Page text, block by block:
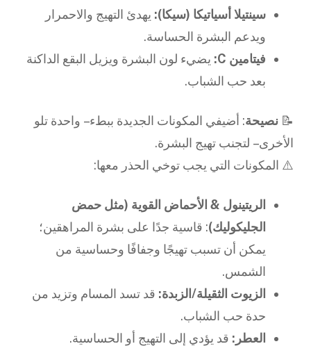
سينتيلا أسياتيكا (سيكا): يهدئ التهيج والاحمرار
ويدعم البشرة الحساسة.
فيتامين C:
يضيء لون البشرة ويزيل البقع الداكنة
بعد حب الشباب.
📝 نصيحة: أضيفي المكونات الجديدة ببطء – واحدة تلو
الأخرى – لتجنب تهيج البشرة.
⚠️ المكونات التي يجب توخي الحذر معها:
الريتينول & الأحماض القوية (مثل حمض
الجليكوليك): قاسية جدًا على بشرة المراهقين؛
يمكن أن تسبب تهيجًا وجفافًا وحساسية من
الشمس.
الزيوت الثقيلة/الزبدة: قد تسد المسام وتزيد من
حدة حب الشباب.
العطر: قد يؤدي إلى التهيج أو الحساسية.